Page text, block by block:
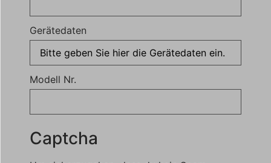
Gerätedaten
Modell Nr.
Captcha